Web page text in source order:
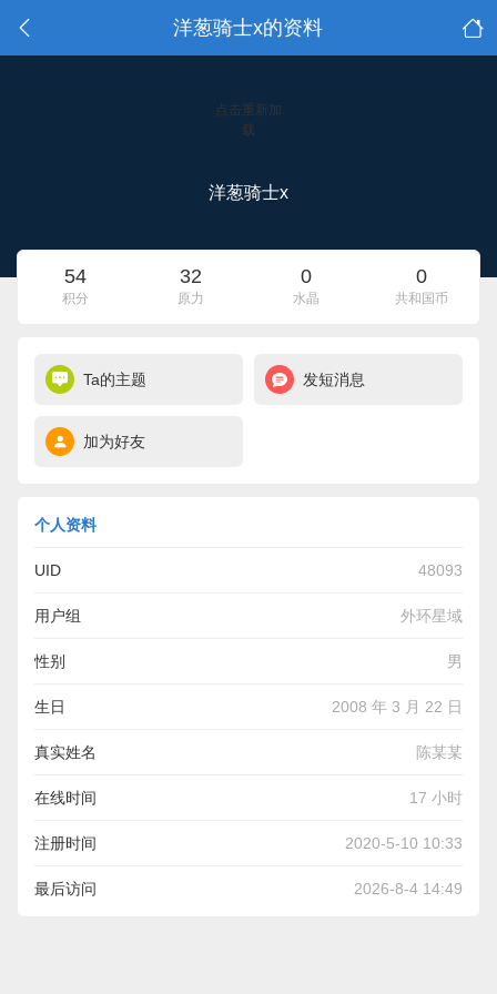
洋葱骑士x的资料
点击重新加
载
洋葱骑士x
54
积分
32
原力
0
水晶
0
共和国币
Ta的主题 发短消息
加为好友
个人资料
UID 48093
用户组 外环星域
性别 男
生日 2008 年 3 月 22 日
真实姓名 陈某某
在线时间 17 小时
注册时间 2020-5-10 10:33
最后访问 2026-8-4 14:49